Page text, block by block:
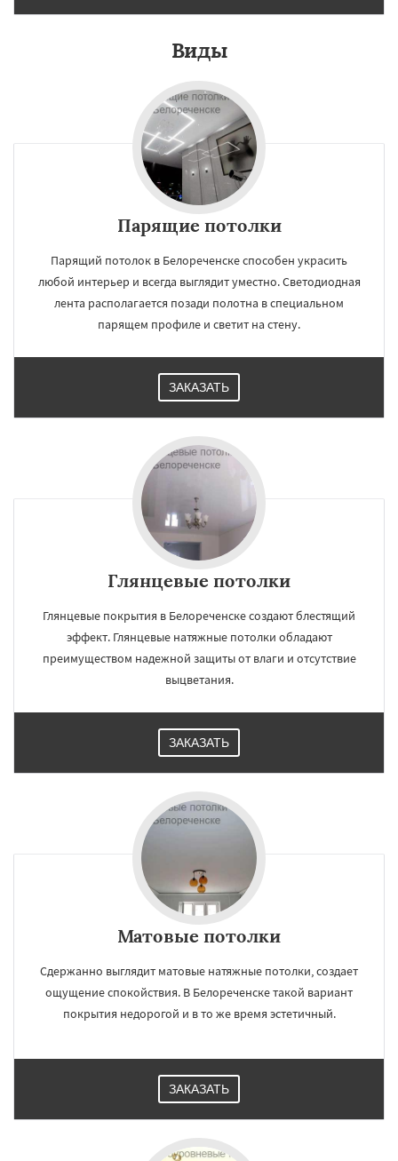
Виды
Парящие потолки
Парящий потолок в Белореченске способен украсить
любой интерьер и всегда выглядит уместно. Светодиодная
лента располагается позади полотна в специальном
парящем профиле и светит на стену.
ЗАКАЗАТЬ
Глянцевые потолки
Глянцевые покрытия в Белореченске создают блестящий
эффект. Глянцевые натяжные потолки обладают
преимуществом надежной защиты от влаги и отсутствие
выцветания.
ЗАКАЗАТЬ
Матовые потолки
Сдержанно выглядит матовые натяжные потолки, создает
ощущение спокойствия. В Белореченске такой вариант
покрытия недорогой и в то же время эстетичный.
ЗАКАЗАТЬ